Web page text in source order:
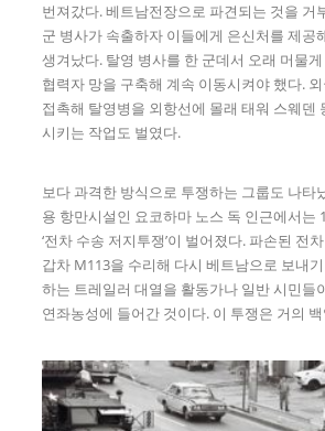
번져갔다. 베트남전장으로 파견되는 것을 거
군 병사가 속출하자 이들에게 은신처를 제공
생겨났다. 탈영 병사를 한 군데서 오래 머물
협력자 망을 구축해 계속 이동시켜야 했다.
접촉해 탈영병을 외항선에 몰래 태워 스웨덴
시키는 작업도 벌였다.
보다 과격한 방식으로 투쟁하는 그룹도 나타
용 항만시설인 요코하마 노스 독 인근에서는
‘전차 수송 저지투쟁’이 벌어졌다. 파손된 전
갑차 M113을 수리해 다시 베트남으로 보내
하는 트레일러 대열을 활동가나 일반 시민들
연좌농성에 들어간 것이다. 이 투쟁은 거의